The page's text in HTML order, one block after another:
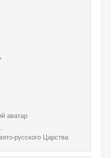
русского Царства